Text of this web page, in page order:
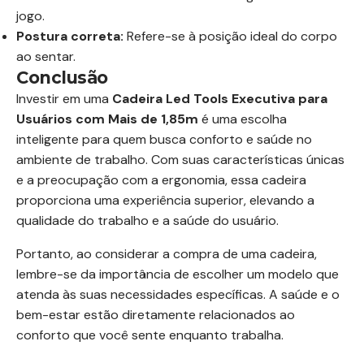
jogo.
Postura correta: Refere-se à posição ideal do corpo
ao sentar.
Conclusão
Investir em uma Cadeira Led Tools Executiva para
Usuários com Mais de 1,85m é uma escolha
inteligente para quem busca conforto e saúde no
ambiente de trabalho. Com suas características únicas
e a preocupação com a ergonomia, essa cadeira
proporciona uma experiência superior, elevando a
qualidade do trabalho e a saúde do usuário.
Portanto, ao considerar a compra de uma cadeira,
lembre-se da importância de escolher um modelo que
atenda às suas necessidades específicas. A saúde e o
bem-estar estão diretamente relacionados ao
conforto que você sente enquanto trabalha.